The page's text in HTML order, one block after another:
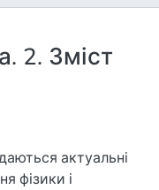
2. Зміст
актуальні
фізики і